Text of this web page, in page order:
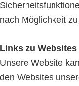
nach Möglichkeit
Links zu
Unsere Website
den Websites